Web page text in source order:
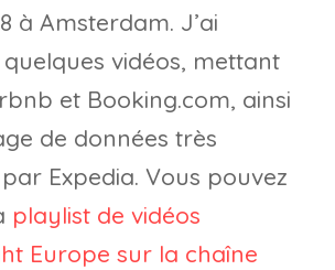
à Amsterdam. J’ai
vidéos, mettant
et Booking.com, ainsi
de données très
Expedia. Vous pouvez
playlist de vidéos
Europe sur la chaîne